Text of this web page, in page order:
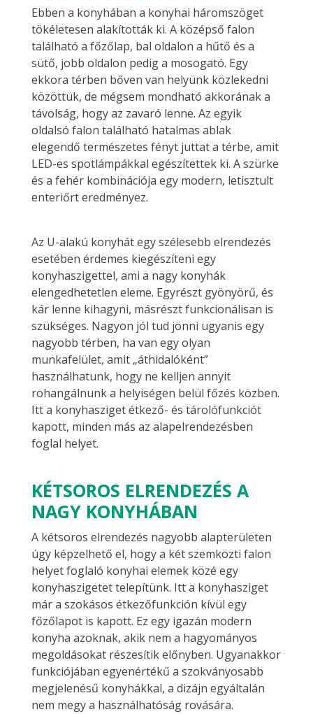
Ebben a konyhában a konyhai háromszöget
tökéletesen alakították ki. A középső falon
található a főzőlap, bal oldalon a hűtő és a
sütő, jobb oldalon pedig a mosogató. Egy
ekkora térben bőven van helyünk közlekedni
közöttük, de mégsem mondható akkorának a
távolság, hogy az zavaró lenne. Az egyik
oldalsó falon található hatalmas ablak
elegendő természetes fényt juttat a térbe, amit
LED-es spotlámpákkal egészítettek ki. A szürke
és a fehér kombinációja egy modern, letisztult
enteriőrt eredményez.
Az U-alakú konyhát egy szélesebb elrendezés
esetében érdemes kiegészíteni egy
konyhaszigettel, ami a nagy konyhák
elengedhetetlen eleme. Egyrészt gyönyörű, és
kár lenne kihagyni, másrészt funkcionálisan is
szükséges. Nagyon jól tud jönni ugyanis egy
nagyobb térben, ha van egy olyan
munkafelület, amit „áthidalóként”
használhatunk, hogy ne kelljen annyit
rohangálnunk a helyiségen belül főzés közben.
Itt a konyhasziget étkező- és tárolófunkciót
kapott, minden más az alapelrendezésben
foglal helyet.
KÉTSOROS ELRENDEZÉS A
NAGY KONYHÁBAN
A kétsoros elrendezés nagyobb alapterületen
úgy képzelhető el, hogy a két szemközti falon
helyet foglaló konyhai elemek közé egy
konyhaszigetet telepítünk. Itt a konyhasziget
már a szokásos étkezőfunkción kívül egy
főzőlapot is kapott. Ez egy igazán modern
konyha azoknak, akik nem a hagyományos
megoldásokat részesítik előnyben. Ugyanakkor
funkciójában egyenértékű a szokványosabb
megjelenésű konyhákkal, a dizájn egyáltalán
nem megy a használhatóság rovására.